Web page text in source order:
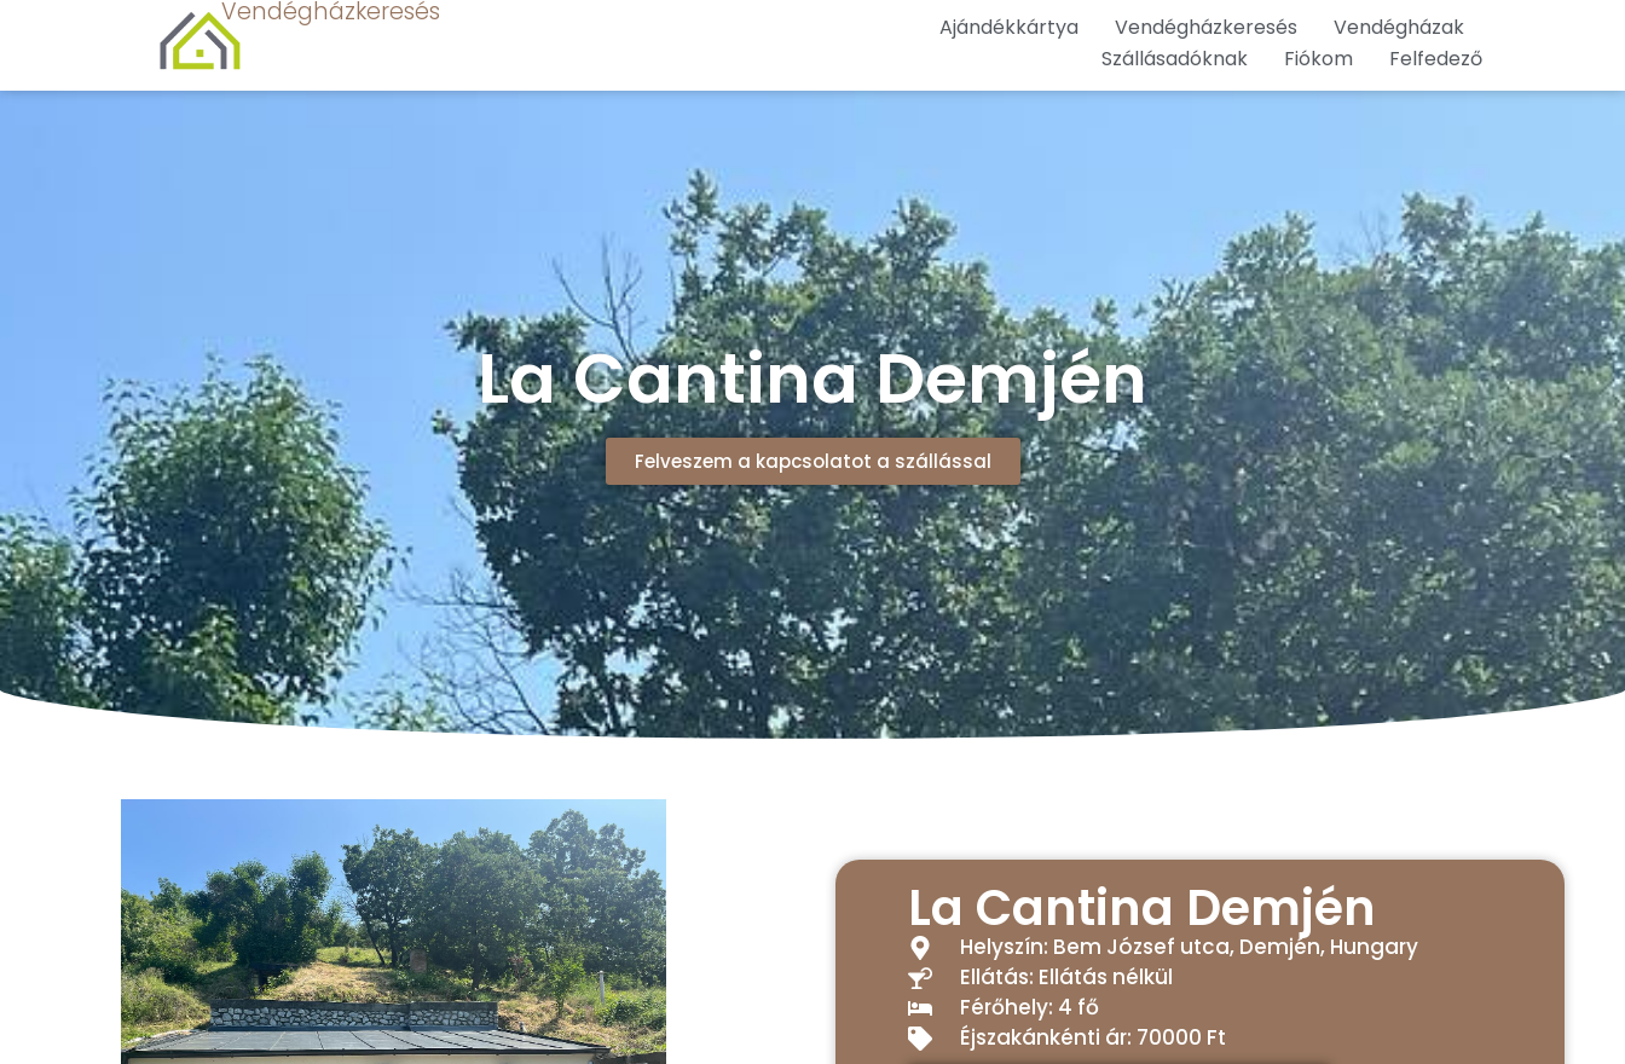
Vendégházkeresés Ajándékkártya Vendégházkeresés
Vendégházak
Szállásadóknak
Fiókom Felfedező
La Cantina Demjén
Felveszem a kapcsolatot a szállással
La Cantina Demjén
Helyszín: Bem József utca, Demjén, Hungary
Ellátás: Ellátás nélkül
Férőhely: 4 fő
Éjszakánkénti ár: 70000 Ft